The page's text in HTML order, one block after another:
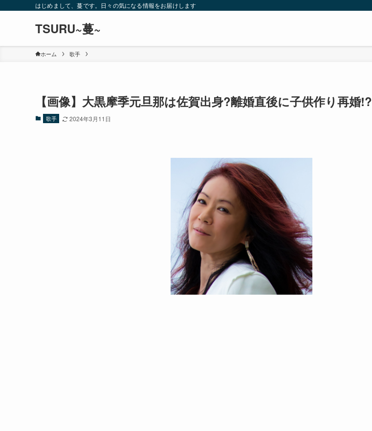
はじめまして、蔓です。日々の気になる情報をお届けします
TSURU~蔓~
ホーム 歌手
【画像】大黒摩季元旦那は佐賀出身?離婚直後に子供作り再婚!?
歌手 2024年3月11日